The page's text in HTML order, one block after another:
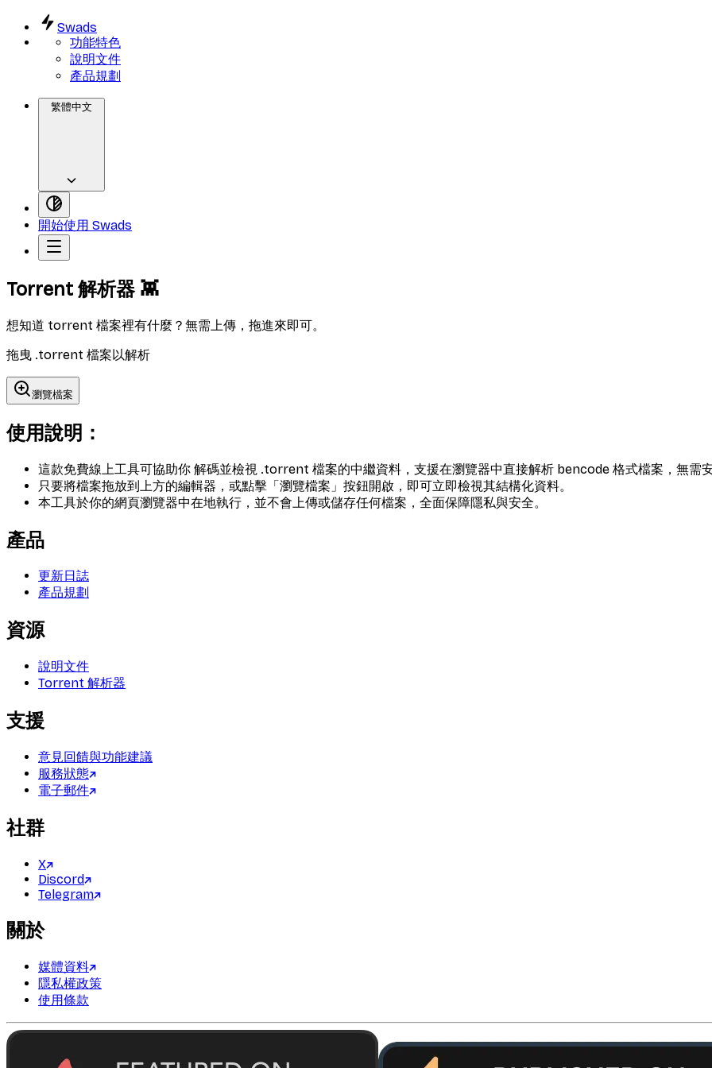
Swads
功能特色
說明文件
產品規劃
繁體中文
開始使用 Swads
Torrent 解析器👾
想知道 torrent 檔案裡有什麼？無需上傳，拖進來即可。
拖曳 .torrent 檔案以解析
瀏覽檔案
使用說明：
這款免費線上工具可協助你 解碼並檢視 .torrent 檔案的中繼資料， 支援在瀏覽器中直接解析 bencode 格式檔案， 無需
只要將檔案拖放到上方的編輯器，或點擊「瀏覽檔案」按鈕開啟，即可立即檢視其結構化資料。
本工具於你的網頁瀏覽器中在地執行， 並不會上傳或儲存任何檔案， 全面保障隱私與安全。
產品
更新日誌
產品規劃
資源
說明文件
Torrent 解析器
支援
意見回饋與功能建議
服務狀態
電子郵件
社群
X
Discord
Telegram
關於
媒體資料
隱私權政策
使用條款